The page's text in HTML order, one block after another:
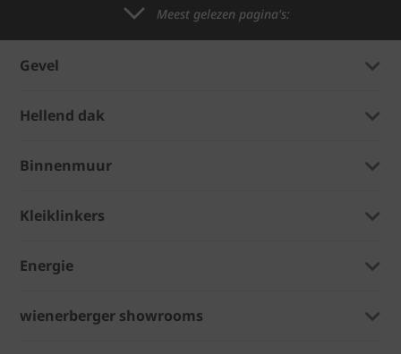
Meest gelezen pagina's:
Gevel
Hellend dak
Binnenmuur
Kleiklinkers
Energie
wienerberger showrooms